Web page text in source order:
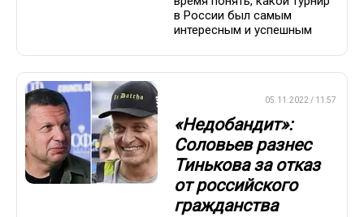
в России был самым
интересным и успешным
05.11.2022 / 11:57
«Недобандит»:
Соловьев разнес
Тинькова за отказ
от российского
гражданства